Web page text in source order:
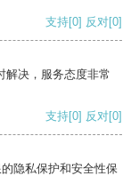
支持[0] 反对[0]
解决，服务态度非常
支持[0] 反对[0]
隐私保护和安全性保